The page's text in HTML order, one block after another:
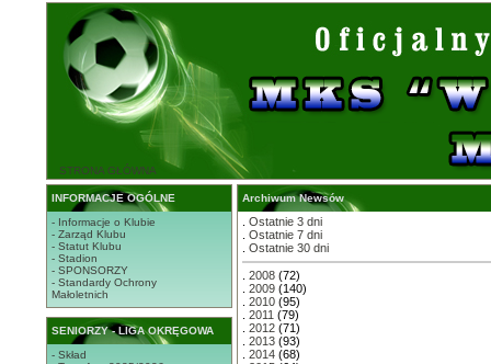
STRONA GŁÓWNA
INFORMACJE OGÓLNE
- Informacje o Klubie
- Zarząd Klubu
- Statut Klubu
- Stadion
- SPONSORZY
- Standardy Ochrony
Małoletnich
SENIORZY - LIGA OKRĘGOWA
- Skład
Archiwum Newsów
Ostatnie 3 dni
Ostatnie 7 dni
Ostatnie 30 dni
2008 (72)
2009 (140)
2010 (95)
2011 (79)
2012 (71)
2013 (93)
2014 (68)